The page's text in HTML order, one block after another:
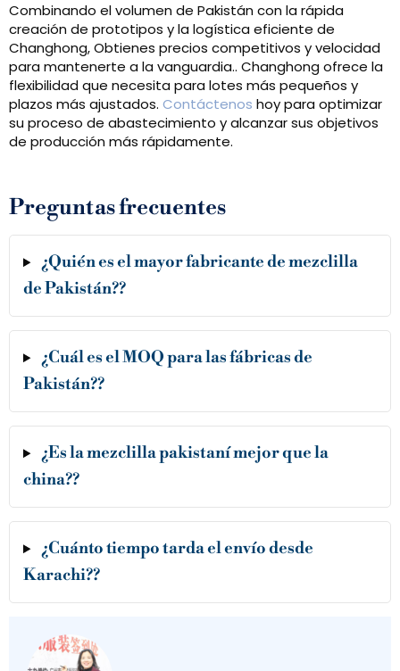
Combinando el volumen de Pakistán con la rápida
creación de prototipos y la logística eficiente de
Changhong, Obtienes precios competitivos y velocidad
para mantenerte a la vanguardia.. Changhong ofrece la
flexibilidad que necesita para lotes más pequeños y
plazos más ajustados. Contáctenos hoy para optimizar
su proceso de abastecimiento y alcanzar sus objetivos
de producción más rápidamente.
Preguntas frecuentes
¿Quién es el mayor fabricante de mezclilla
de Pakistán??
¿Cuál es el MOQ para las fábricas de
Pakistán??
¿Es la mezclilla pakistaní mejor que la
china??
¿Cuánto tiempo tarda el envío desde
Karachi??